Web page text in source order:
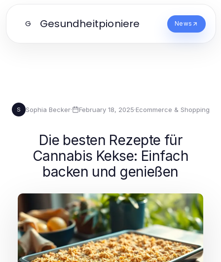
G Gesundheitpioniere News
S Sophia Becker· February 18, 2025·Ecommerce & Shopping
Die besten Rezepte für
Cannabis Kekse: Einfach
backen und genießen